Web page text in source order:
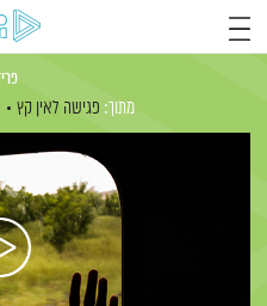
מתוך: פגישה לאין קץ